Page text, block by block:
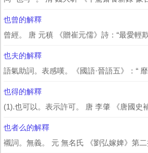
也曾的解釋
也夫的解釋
也得的解釋
也者么的解釋